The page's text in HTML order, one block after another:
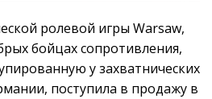
ролевой игры Warsaw,
бойцах сопротивления,
у захватнических
поступила в продажу в